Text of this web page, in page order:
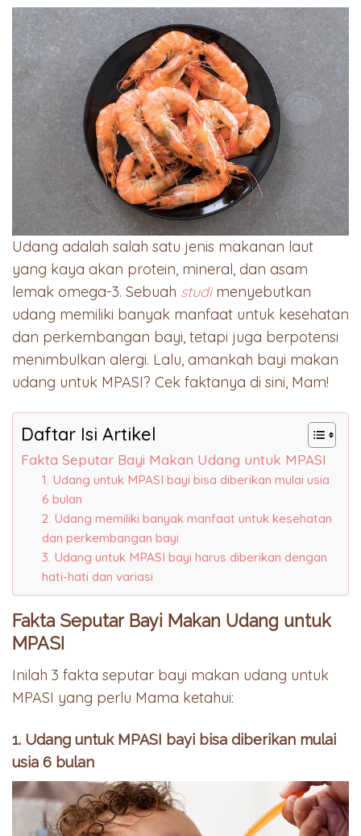
Udang adalah salah satu jenis makanan laut
yang kaya akan protein, mineral, dan asam
lemak omega-3. Sebuah studimenyebutkan
udang memiliki banyak manfaat untuk kesehatan
dan perkembangan bayi, tetapi juga berpotensi
menimbulkan alergi. Lalu, amankah bayi makan
udang untuk MPASI? Cek faktanya di sini, Mam!
Daftar Isi Artikel
Fakta Seputar Bayi Makan Udang untuk MPASI
1. Udang untuk MPASI bayi bisa diberikan mulai usia
6 bulan
2. Udang memiliki banyak manfaat untuk kesehatan
dan perkembangan bayi
3. Udang untuk MPASI bayi harus diberikan dengan
hati-hati dan variasi
Fakta Seputar Bayi Makan Udang untuk
MPASI
Inilah 3 fakta seputar bayi makan udang untuk
MPASI yang perlu Mama ketahui:
1. Udang untuk MPASI bayi bisa diberikan mulai
usia 6 bulan